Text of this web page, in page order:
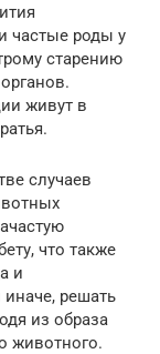
частые роды у
старению
живут в
случаев
что также
и
решать
из образа
животного.